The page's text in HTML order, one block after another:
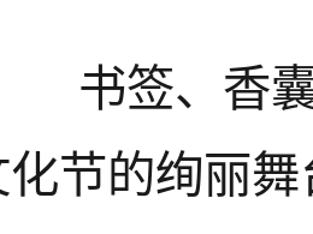
书签、香
节的绚丽